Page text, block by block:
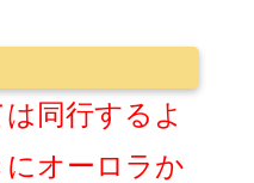
同行するよ
オーロラか